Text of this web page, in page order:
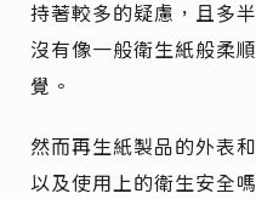
持著較多的疑慮，且多
沒有像一般衛生紙般柔
覺。
然而再生紙製品的外表
以及使用上的衛生安全